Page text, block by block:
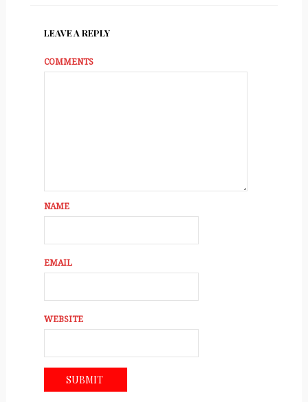
LEAVE A REPLY
COMMENTS
NAME
EMAIL
WEBSITE